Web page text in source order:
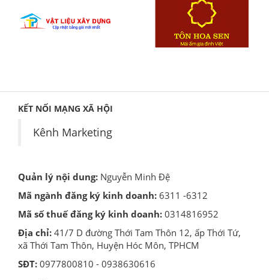
KẾT NỐI MẠNG XÃ HỘI
Kênh Marketing
Quản lý nội dung: Nguyễn Minh Đệ
Mã ngành đăng ký kinh doanh: 6311 -6312
Mã số thuế đăng ký kinh doanh: 0314816952
Địa chỉ: 41/7 D đường Thới Tam Thôn 12, ấp Thới Tứ,
xã Thới Tam Thôn, Huyện Hóc Môn, TPHCM
SĐT: 0977800810 - 0938630616